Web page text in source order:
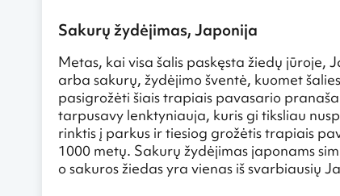
Sakurų žydėjimas, Japonija
Metas, kai visa šalis paskęsta žiedų jūroje,
arba sakurų, žydėjimo šventė, kuomet
pasigrožėti šiais trapiais pavasario
tarpusavy lenktyniauja, kuris gi tiksliau
rinktis į parkus ir tiesiog grožėtis trapiais
1000 metų. Sakurų žydėjimas japonams
o sakuros žiedas yra vienas iš svarbiausių